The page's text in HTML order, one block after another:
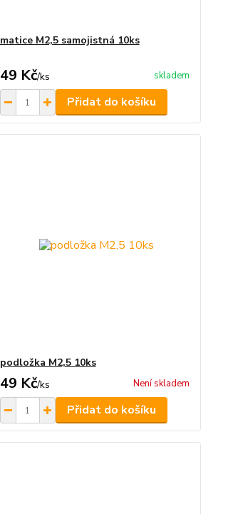
matice M2,5 samojistná 10ks
49 Kč/ks skladem
Přidat do košíku
podložka M2,5 10ks
49 Kč/ks Není skladem
Přidat do košíku